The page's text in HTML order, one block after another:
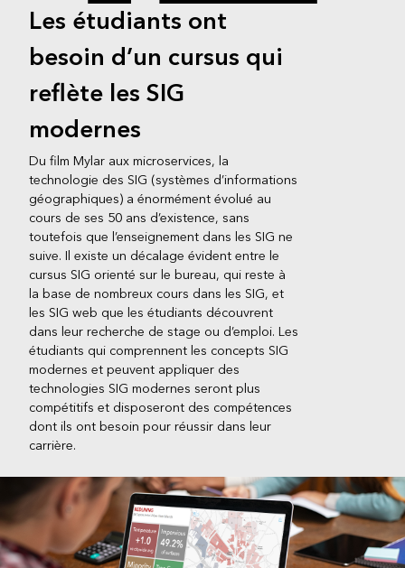
Les étudiants ont
besoin d’un cursus qui
reflète les SIG
modernes
Du film Mylar aux microservices, la
technologie des SIG (systèmes d’informations
géographiques) a énormément évolué au
cours de ses 50 ans d’existence, sans
toutefois que l’enseignement dans les SIG ne
suive. Il existe un décalage évident entre le
cursus SIG orienté sur le bureau, qui reste à
la base de nombreux cours dans les SIG, et
les SIG web que les étudiants découvrent
dans leur recherche de stage ou d’emploi. Les
étudiants qui comprennent les concepts SIG
modernes et peuvent appliquer des
technologies SIG modernes seront plus
compétitifs et disposeront des compétences
dont ils ont besoin pour réussir dans leur
carrière.